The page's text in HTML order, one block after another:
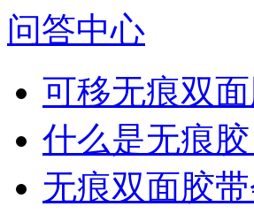
问答中心
可移无痕双
什么是无痕胶
无痕双面胶